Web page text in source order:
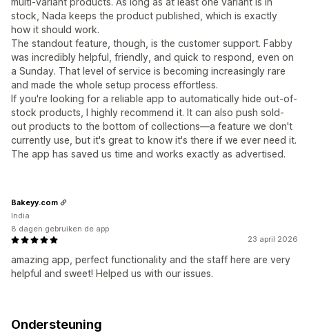
stock, Nada keeps the product published, which is exactly
how it should work.
The standout feature, though, is the customer support. Fabby
was incredibly helpful, friendly, and quick to respond, even on
a Sunday. That level of service is becoming increasingly rare
and made the whole setup process effortless.
If you're looking for a reliable app to automatically hide out-of-
stock products, I highly recommend it. It can also push sold-
out products to the bottom of collections—a feature we don't
currently use, but it's great to know it's there if we ever need it.
The app has saved us time and works exactly as advertised.
23 april 2026
amazing app, perfect functionality and the staff here are very
helpful and sweet! Helped us with our issues.
Bakeyy.com
India
8 dagen gebruiken de app
Ondersteuning